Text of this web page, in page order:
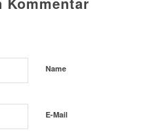
Name
E-Mail